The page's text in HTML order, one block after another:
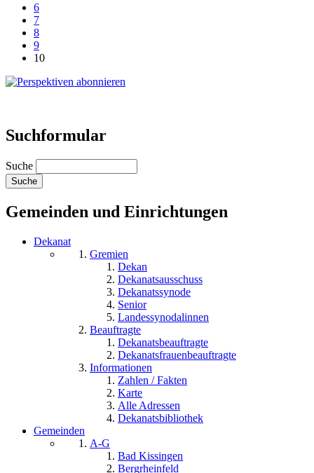
6
7
8
9
10
Suchformular
Suche
Gemeinden und Einrichtungen
Dekanat
Gremien
Dekan
Dekanatsausschuss
Dekanatssynode
Senior
Landessynodalinnen
Beauftragte
Dekanatsbeauftragte
Dekanatsfrauenbeauftragte
Informationen
Zahlen / Fakten
Karte
Alle Adressen
Dekanatsbibliothek
Gemeinden
A-G
Bad Kissingen
Bergrheinfeld